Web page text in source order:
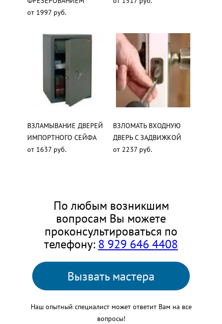
от 1997 руб.
ВЗЛАМЫВАНИЕ ДВЕРЕЙ
ИМПОРТНОГО СЕЙФА
от 1637 руб.
ВЗЛОМАТЬ ВХОДНУЮ
ДВЕРЬ С ЗАДВИЖКОЙ
от 2237 руб.
По любым возникшим
вопросам Вы можете
проконсультироваться по
телефону: 8 929 646 4408
Вызвать мастера
Наш опытный специалист может ответит Вам на все
вопросы!